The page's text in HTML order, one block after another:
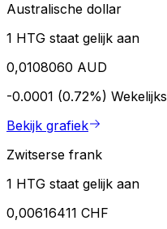
Australische dollar
1 HTG staat gelijk aan
0,0108060 AUD
-0.0001 (0.72%) Wekelijks
Bekijk grafiek
Zwitserse frank
1 HTG staat gelijk aan
0,00616411 CHF